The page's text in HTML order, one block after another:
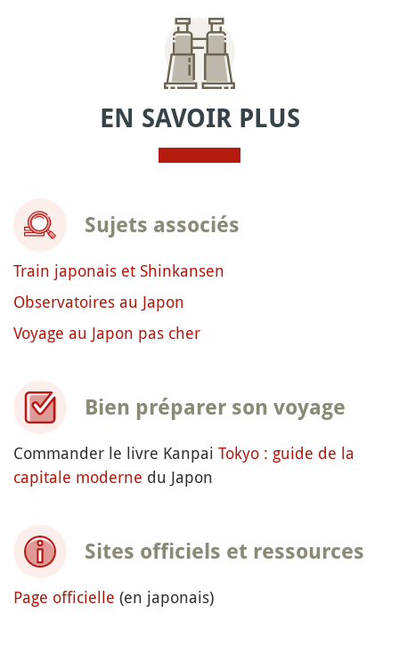
EN SAVOIR PLUS
Sujets associés
Train japonais et Shinkansen
Observatoires au Japon
Voyage au Japon pas cher
Bien préparer son voyage
Commander le livre Kanpai Tokyo : guide de la
capitale moderne du Japon
Sites officiels et ressources
Page officielle (en japonais)